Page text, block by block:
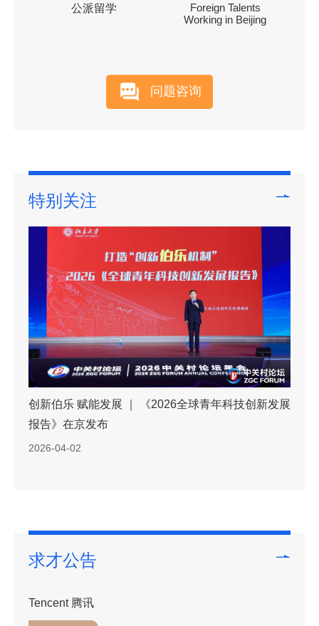
公派留学
Foreign Talents
Working in Beijing
问题咨询
特别关注
创新伯乐 赋能发展 ｜ 《2026全球青年科技创新发展
报告》在京发布
2026-04-02
求才公告
Tencent 腾讯